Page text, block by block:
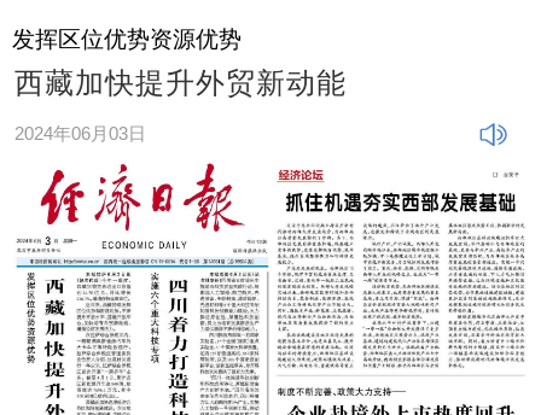
发挥区位优势资源优势
西藏加快提升外贸新动能
2024年06月03日